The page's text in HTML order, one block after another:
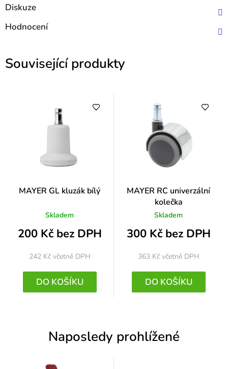
Diskuze
Hodnocení
Související produkty
MAYER GL kluzák bílý
Skladem
200 Kč bez DPH
242 Kč včetně DPH
DO KOŠÍKU
MAYER RC univerzální
kolečka
Skladem
300 Kč bez DPH
363 Kč včetně DPH
DO KOŠÍKU
Naposledy prohlížené